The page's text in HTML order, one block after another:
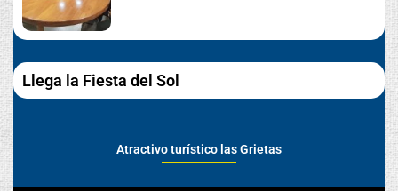
Llega la Fiesta del Sol
Atractivo turístico las Grietas